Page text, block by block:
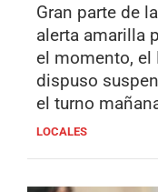
Gran parte de
alerta amarilla
el momento, el
dispuso
el turno
LOCALES